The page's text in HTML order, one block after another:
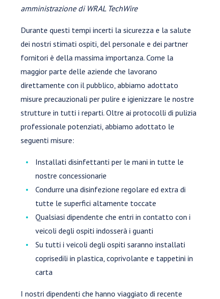
amministrazione di WRAL TechWire
Durante questi tempi incerti la sicurezza e la salute
dei nostri stimati ospiti, del personale e dei partner
fornitori è della massima importanza. Come la
maggior parte delle aziende che lavorano
direttamente con il pubblico, abbiamo adottato
misure precauzionali per pulire e igienizzare le nostre
strutture in tutti i reparti. Oltre ai protocolli di pulizia
professionale potenziati, abbiamo adottato le
seguenti misure:
Installati disinfettanti per le mani in tutte le
nostre concessionarie
Condurre una disinfezione regolare ed extra di
tutte le superfici altamente toccate
Qualsiasi dipendente che entri in contatto con i
veicoli degli ospiti indosserà i guanti
Su tutti i veicoli degli ospiti saranno installati
coprisedili in plastica, coprivolante e tappetini in
carta
I nostri dipendenti che hanno viaggiato di recente